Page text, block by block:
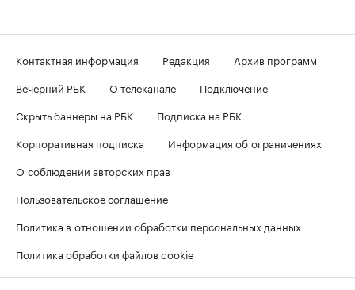
Контактная информация Редакция
Архив программ
Вечерний РБК
О телеканале
Подключение
Скрыть баннеры на РБК
Подписка на РБК
Корпоративная подписка
Информация об ограничениях
О соблюдении авторских прав
Пользовательское соглашение
Политика в отношении обработки персональных данных
Политика обработки файлов cookie